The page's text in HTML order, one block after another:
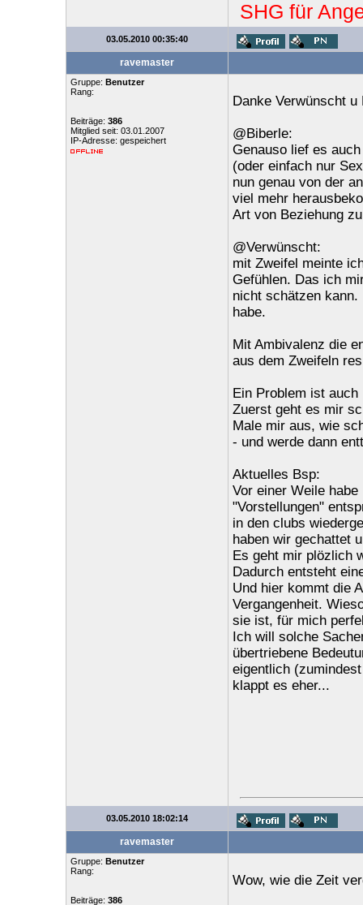
SHG für
03.05.2010 00:35:40
ravemaster
Gruppe: Benutzer
Rang:
Beiträge: 386
Mitglied seit: 03.01.2007
IP-Adresse: gespeichert
Danke Verwünscht
@Biberle:
Genauso lief es
(oder einfach nur
nun genau von der
viel mehr
Art von Beziehung
@Verwünscht:
mit Zweifel meinte
Gefühlen. Das ich
nicht schätzen
habe.
Mit Ambivalenz die
aus dem Zweifeln
Ein Problem ist
Zuerst geht es mir
Male mir aus, wie
- und werde dann
Aktuelles Bsp:
Vor einer Weile
"Vorstellungen"
in den clubs
haben wir gechattet
Es geht mir plözlich
Dadurch entsteht
Und hier kommt die
Vergangenheit.
sie ist, für mich
Ich will solche
übertriebene
eigentlich
klappt es eher...
03.05.2010 18:02:14
ravemaster
Gruppe: Benutzer
Rang:
Beiträge: 386
Wow, wie die Zeit